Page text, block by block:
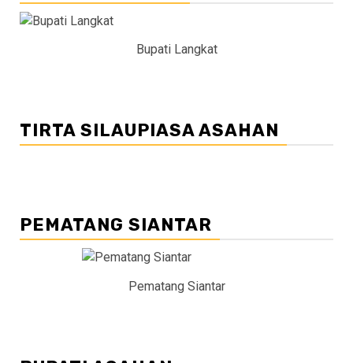
Bupati Langkat
TIRTA SILAUPIASA ASAHAN
PEMATANG SIANTAR
Pematang Siantar